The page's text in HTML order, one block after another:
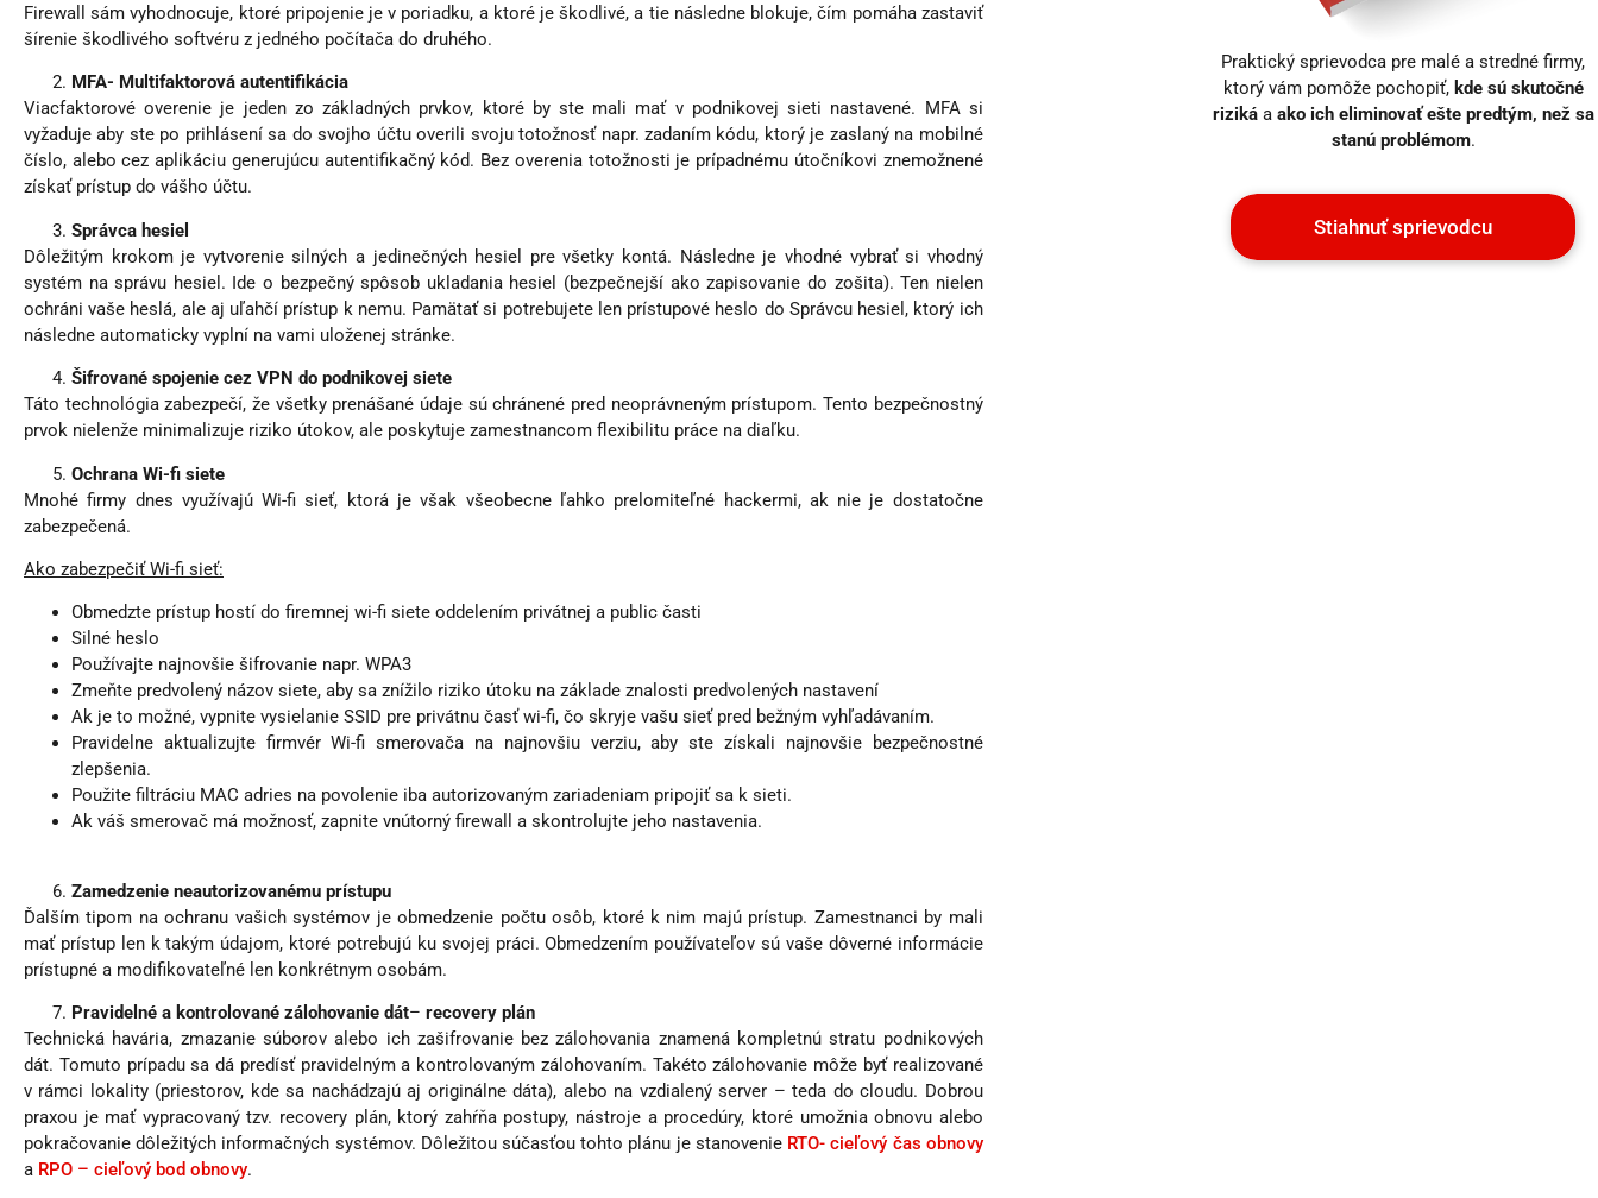
Firewall sám vyhodnocuje, ktoré pripojenie je v poriadku, a ktoré je škodlivé, a tie následne blokuje, čím pomáha zastaviť
šírenie škodlivého softvéru z jedného počítača do druhého.
MFA- Multifaktorová autentifikácia
Viacfaktorové overenie je jeden zo základných prvkov, ktoré by ste mali mať v podnikovej sieti nastavené. MFA si
vyžaduje aby ste po prihlásení sa do svojho účtu overili svoju totožnosť napr. zadaním kódu, ktorý je zaslaný na mobilné
číslo, alebo cez aplikáciu generujúcu autentifikačný kód. Bez overenia totožnosti je prípadnému útočníkovi znemožnené
získať prístup do vášho účtu.
Správca hesiel
Dôležitým krokom je vytvorenie silných a jedinečných hesiel pre všetky kontá. Následne je vhodné vybrať si vhodný
systém na správu hesiel. Ide o bezpečný spôsob ukladania hesiel (bezpečnejší ako zapisovanie do zošita). Ten nielen
ochráni vaše heslá, ale aj uľahčí prístup k nemu. Pamätať si potrebujete len prístupové heslo do Správcu hesiel, ktorý ich
následne automaticky vyplní na vami uloženej stránke.
Šifrované spojenie cez VPN do podnikovej siete
Táto technológia zabezpečí, že všetky prenášané údaje sú chránené pred neoprávneným prístupom. Tento bezpečnostný
prvok nielenže minimalizuje riziko útokov, ale poskytuje zamestnancom flexibilitu práce na diaľku.
Ochrana Wi-fi siete
Mnohé firmy dnes využívajú Wi-fi sieť, ktorá je však všeobecne ľahko prelomiteľné hackermi, ak nie je dostatočne
zabezpečená.
Ako zabezpečiť Wi-fi sieť:
Obmedzte prístup hostí do firemnej wi-fi siete oddelením privátnej a public časti
Silné heslo
Používajte najnovšie šifrovanie napr. WPA3
Zmeňte predvolený názov siete, aby sa znížilo riziko útoku na základe znalosti predvolených nastavení
Ak je to možné, vypnite vysielanie SSID pre privátnu časť wi-fi, čo skryje vašu sieť pred bežným vyhľadávaním.
Pravidelne aktualizujte firmvér Wi-fi smerovača na najnovšiu verziu, aby ste získali najnovšie bezpečnostné
zlepšenia.
Použite filtráciu MAC adries na povolenie iba autorizovaným zariadeniam pripojiť sa k sieti.
Ak váš smerovač má možnosť, zapnite vnútorný firewall a skontrolujte jeho nastavenia.
Zamedzenie neautorizovanému prístupu
Ďalším tipom na ochranu vašich systémov je obmedzenie počtu osôb, ktoré k nim majú prístup. Zamestnanci by mali
mať prístup len k takým údajom, ktoré potrebujú ku svojej práci. Obmedzením používateľov sú vaše dôverné informácie
prístupné a modifikovateľné len konkrétnym osobám.
Pravidelné a kontrolované zálohovanie dát– recovery plán
Technická havária, zmazanie súborov alebo ich zašifrovanie bez zálohovania znamená kompletnú stratu podnikových
dát. Tomuto prípadu sa dá predísť pravidelným a kontrolovaným zálohovaním. Takéto zálohovanie môže byť realizované
v rámci lokality (priestorov, kde sa nachádzajú aj originálne dáta), alebo na vzdialený server – teda do cloudu. Dobrou
praxou je mať vypracovaný tzv. recovery plán, ktorý zahŕňa postupy, nástroje a procedúry, ktoré umožnia obnovu alebo
pokračovanie dôležitých informačných systémov. Dôležitou súčasťou tohto plánu je stanovenie RTO- cieľový čas obnovy
a RPO – cieľový bod obnovy.
Praktický sprievodca pre malé a stredné firmy,
ktorý vám pomôže pochopiť, kde sú skutočné
rizikáa ako ich eliminovať ešte predtým, než sa
stanú problémom.
Stiahnuť sprievodcu